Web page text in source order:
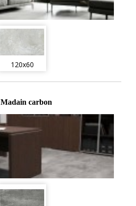
120x60
carbon